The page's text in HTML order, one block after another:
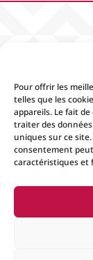
Pour offrir les
telles que les
appareils. Le fait
traiter des
uniques sur ce
consentement
caractéristiques et
Accueil